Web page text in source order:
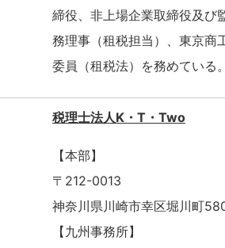
締役、非上場企業取締役及び
務理事（租税担当）、東京商
委員（租税法）を務めている。
税理士法人K・T・Two
【本部】
〒212-0013
神奈川県川崎市幸区堀川町
【九州事務所】